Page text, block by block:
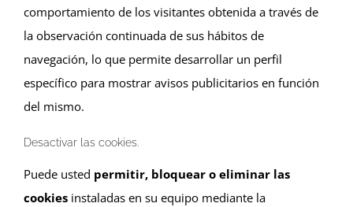
comportamiento de los visitantes obtenida a través de
la observación continuada de sus hábitos de
navegación, lo que permite desarrollar un perfil
específico para mostrar avisos publicitarios en función
del mismo.
Desactivar las cookies.
Puede usted permitir, bloquear o eliminar las
cookies instaladas en su equipo mediante la